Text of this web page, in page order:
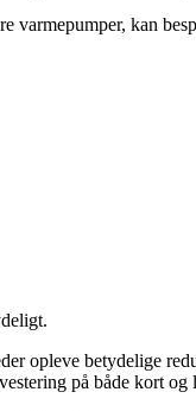
kan
opleve betydelige
på både kort og